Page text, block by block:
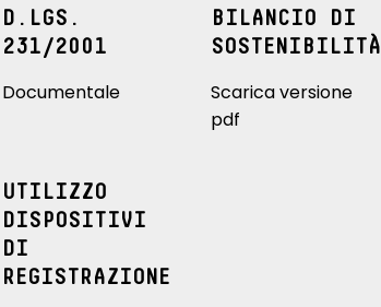
D.LGS.
231/2001
Documentale
BILANCIO DI
SOSTENIBILITÀ
Scarica versione
pdf
UTILIZZO
DISPOSITIVI
DI
REGISTRAZIONE